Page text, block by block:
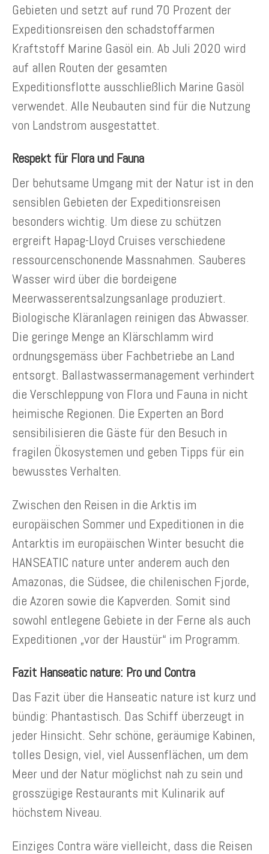
Gebieten und setzt auf rund 70 Prozent der
Expeditionsreisen den schadstoffarmen
Kraftstoff Marine Gasöl ein. Ab Juli 2020 wird
auf allen Routen der gesamten
Expeditionsflotte ausschließlich Marine Gasöl
verwendet. Alle Neubauten sind für die Nutzung
von Landstrom ausgestattet.
Respekt für Flora und Fauna
Der behutsame Umgang mit der Natur ist in den
sensiblen Gebieten der Expeditionsreisen
besonders wichtig. Um diese zu schützen
ergreift Hapag-Lloyd Cruises verschiedene
ressourcenschonende Massnahmen. Sauberes
Wasser wird über die bordeigene
Meerwasserentsalzungsanlage produziert.
Biologische Kläranlagen reinigen das Abwasser.
Die geringe Menge an Klärschlamm wird
ordnungsgemäss über Fachbetriebe an Land
entsorgt. Ballastwassermanagement verhindert
die Verschleppung von Flora und Fauna in nicht
heimische Regionen. Die Experten an Bord
sensibilisieren die Gäste für den Besuch in
fragilen Ökosystemen und geben Tipps für ein
bewusstes Verhalten.
Zwischen den Reisen in die Arktis im
europäischen Sommer und Expeditionen in die
Antarktis im europäischen Winter besucht die
HANSEATIC nature unter anderem auch den
Amazonas, die Südsee, die chilenischen Fjorde,
die Azoren sowie die Kapverden. Somit sind
sowohl entlegene Gebiete in der Ferne als auch
Expeditionen „vor der Haustür“ im Programm.
Fazit Hanseatic nature: Pro und Contra
Das Fazit über die Hanseatic nature ist kurz und
bündig: Phantastisch. Das Schiff überzeugt in
jeder Hinsicht. Sehr schöne, geräumige Kabinen,
tolles Design, viel, viel Aussenflächen, um dem
Meer und der Natur möglichst nah zu sein und
grosszügige Restaurants mit Kulinarik auf
höchstem Niveau.
Einziges Contra wäre vielleicht, dass die Reisen